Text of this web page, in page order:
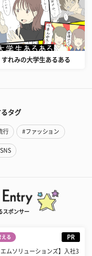
すれみの大学生あるある
タグ
行 #ファッション
スポンサー
える PR
エムソリューションズ】入社3